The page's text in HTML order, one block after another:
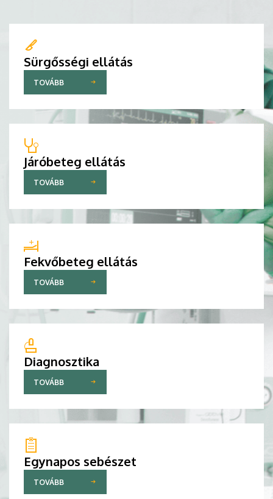
Sürgősségi ellátás
TOVÁBB
Járóbeteg ellátás
TOVÁBB
Fekvőbeteg ellátás
TOVÁBB
Diagnosztika
TOVÁBB
Egynapos sebészet
TOVÁBB